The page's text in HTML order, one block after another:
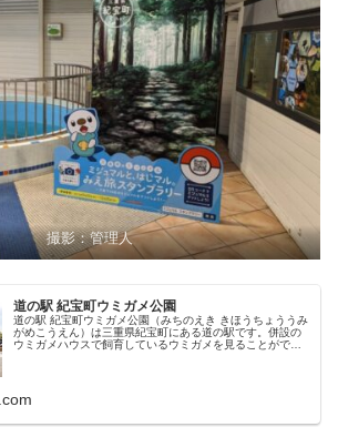
撮影：管理人
道の駅 紀宝町ウミガメ公園
道の駅 紀宝町ウミガメ公園（みちのえき きほうちょううみ
がめこうえん）は三重県紀宝町にある道の駅です。併設の
ウミガメハウスで飼育しているウミガメを見ることができ